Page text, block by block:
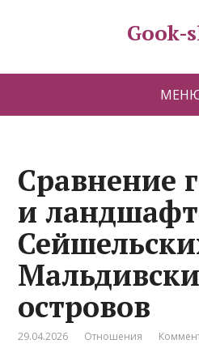
Gook-
Сравнение
и
островов
29.04.2026 Отношения